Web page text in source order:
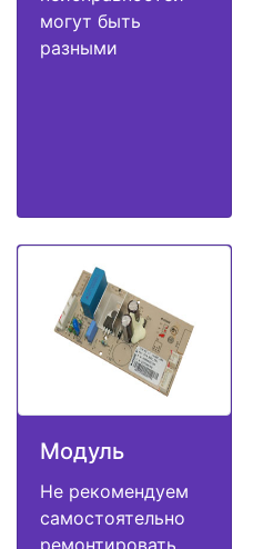
могут быть
разными
Модуль
Не рекомендуем
самостоятельно
ремонтировать